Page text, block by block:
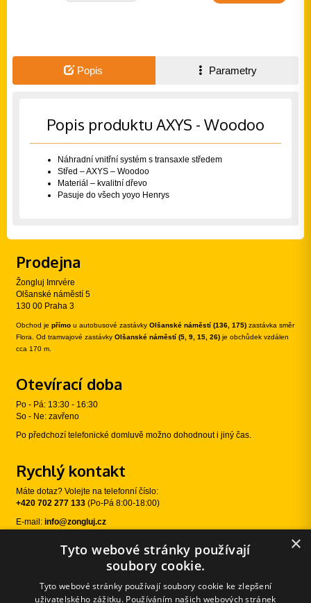
Popis Parametry
Popis produktu AXYS - Woodoo
Náhradní vnitřní systém s transaxle středem
Střed – AXYS – Woodoo
Materiál – kvalitní dřevo
Pasuje do všech yoyo Henrys
Prodejna
Žongluj Imrvére
Olšanské náměstí 5
130 00 Praha 3
Obchod je přímo u autobusové zastávky Olšanské náměstí (136, 175) zastávka směr
Flora. Od tramvajové zastávky Olšanské náměstí (5, 9, 15, 26) je obchůdek vzdálen
cca 170 m.
Otevírací doba
Po - Pá: 13:30 - 16:30
So - Ne: zavřeno
Po předchozí telefonické domluvě možno dohodnout i jiný čas.
Rychlý kontakt
Máte dotaz? Volejte na telefonní číslo:
+420 702 277 133 (Po-Pá 8:00-18:00)
E-mail: info@zongluj.cz
Sledujte nás
×
Tyto webové stránky používají
soubory cookie.
Tyto webové stránky používají soubory cookie ke zlepšení
uživatelského zážitku. Používáním našich webových stránek